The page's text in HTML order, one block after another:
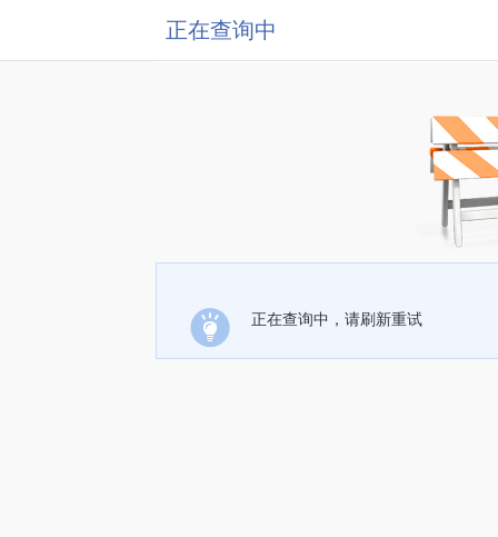
正在查询中
正在查询中，请刷新重试